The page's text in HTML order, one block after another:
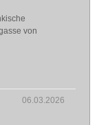
von
06.03.2026